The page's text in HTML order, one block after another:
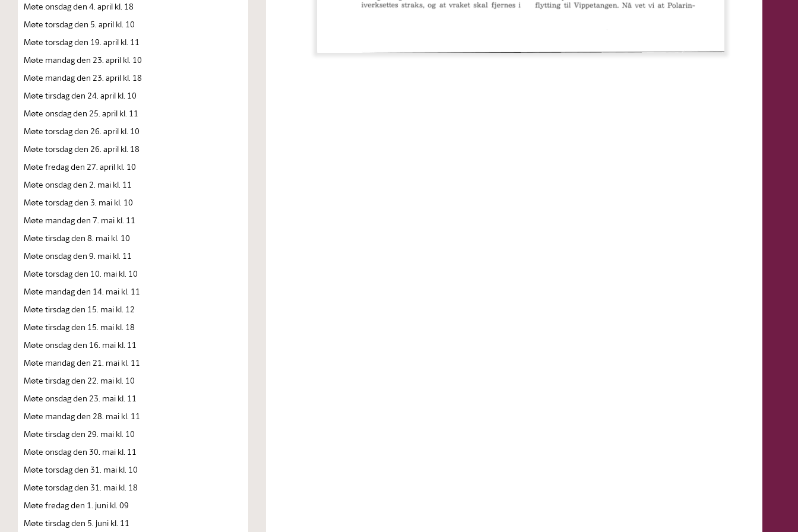
Møte onsdag den 4. april kl. 18
Møte torsdag den 5. april kl. 10
Møte torsdag den 19. april kl. 11
Møte mandag den 23. april kl. 10
Møte mandag den 23. april kl. 18
Møte tirsdag den 24. april kl. 10
Møte onsdag den 25. april kl. 11
Møte torsdag den 26. april kl. 10
Møte torsdag den 26. april kl. 18
Møte fredag den 27. april kl. 10
Møte onsdag den 2. mai kl. 11
Møte torsdag den 3. mai kl. 10
Møte mandag den 7. mai kl. 11
Møte tirsdag den 8. mai kl. 10
Møte onsdag den 9. mai kl. 11
Møte torsdag den 10. mai kl. 10
Møte mandag den 14. mai kl. 11
Møte tirsdag den 15. mai kl. 12
Møte tirsdag den 15. mai kl. 18
Møte onsdag den 16. mai kl. 11
Møte mandag den 21. mai kl. 11
Møte tirsdag den 22. mai kl. 10
Møte onsdag den 23. mai kl. 11
Møte mandag den 28. mai kl. 11
Møte tirsdag den 29. mai kl. 10
Møte onsdag den 30. mai kl. 11
Møte torsdag den 31. mai kl. 10
Møte torsdag den 31. mai kl. 18
Møte fredag den 1. juni kl. 09
Møte tirsdag den 5. juni kl. 11